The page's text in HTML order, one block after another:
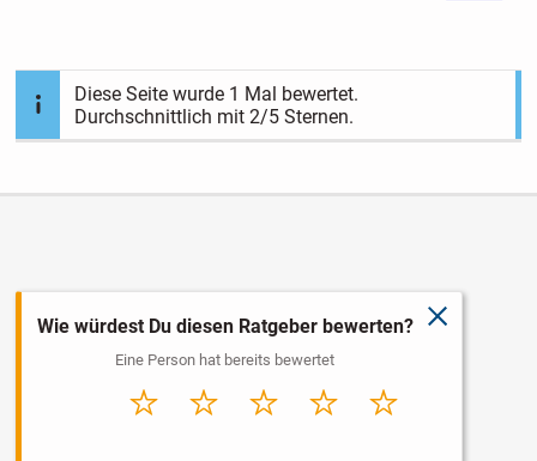
Diese Seite wurde 1 Mal bewertet.
Durchschnittlich mit2/5 Sternen.
schließen
Wie würdest Du diesen Ratgeber bewerten?
Eine Person hat bereits bewertet